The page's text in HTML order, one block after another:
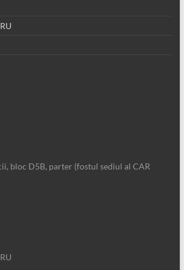
bloc D5B, parter (fostul sediul al CAR